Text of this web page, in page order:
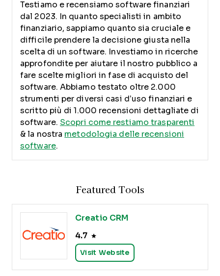
Testiamo e recensiamo software finanziari
dal 2023. In quanto specialisti in ambito
finanziario, sappiamo quanto sia cruciale e
difficile prendere la decisione giusta nella
scelta di un software.
Investiamo in ricerche
approfondite per aiutare il nostro pubblico a
fare scelte migliori in fase di acquisto del
software. Abbiamo testato oltre 2.000
strumenti per diversi casi d’uso finanziari e
scritto più di 1.000 recensioni dettagliate di
software. Scopri come restiamo trasparenti
& la nostra metodologia delle recensioni
software.
Featured Tools
Creatio CRM
4.7
Visit Website